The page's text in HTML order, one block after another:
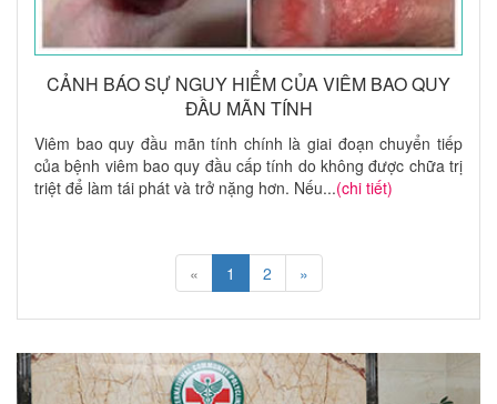
CẢNH BÁO SỰ NGUY HIỂM CỦA VIÊM BAO QUY
ĐẦU MÃN TÍNH
Viêm bao quy đầu mãn tính chính là giai đoạn chuyển tiếp
của bệnh viêm bao quy đầu cấp tính do không được chữa trị
triệt để làm tái phát và trở nặng hơn. Nếu...(chi tiết)
« 1 2 »